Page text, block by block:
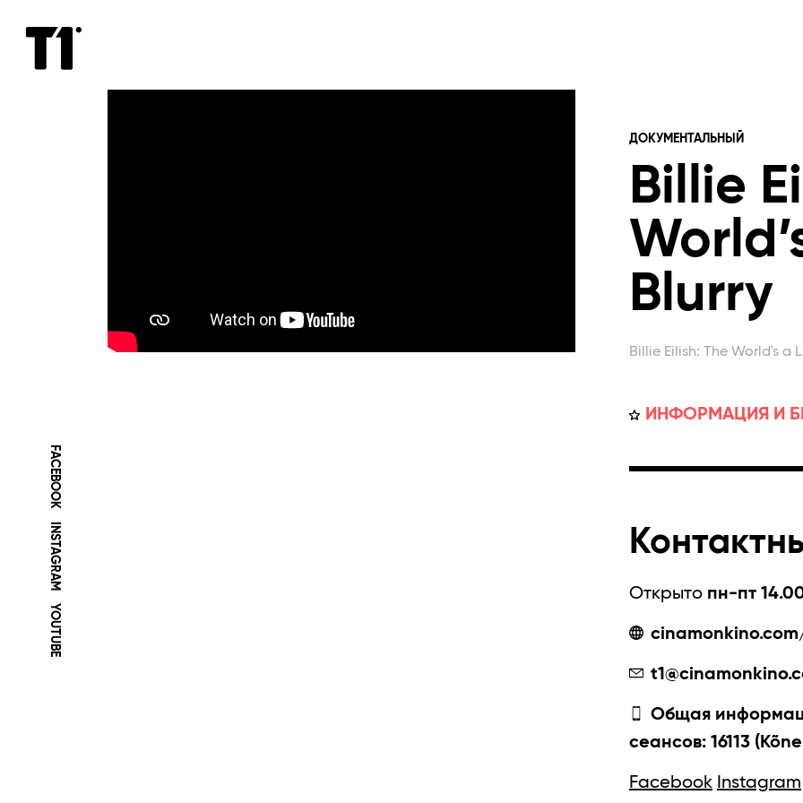
FACEBOOK
INSTAGRAM
YOUTUBE
Blurry
ДОКУМЕНТАЛЬНЫЙ
Billie
Blurry
Billie Eilish: The World's a
ИНФОРМАЦИЯ И
Открыто пн-пт
Общая
сеансов: 16113
Facebook Instagram